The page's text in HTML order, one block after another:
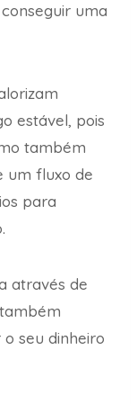
uma
estável, pois
também
um fluxo de
para
através de
seu dinheiro